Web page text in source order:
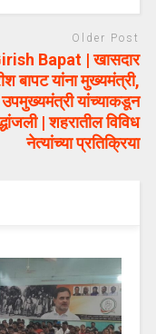
Older Post
Bapat | खासदार
बापट यांना मुख्यमंत्री,
उपमुख्यमंत्री यांच्याकडून
| शहरातील विविध
नेत्यांच्या प्रतिक्रिया